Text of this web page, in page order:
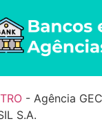
- Agência
S.A.